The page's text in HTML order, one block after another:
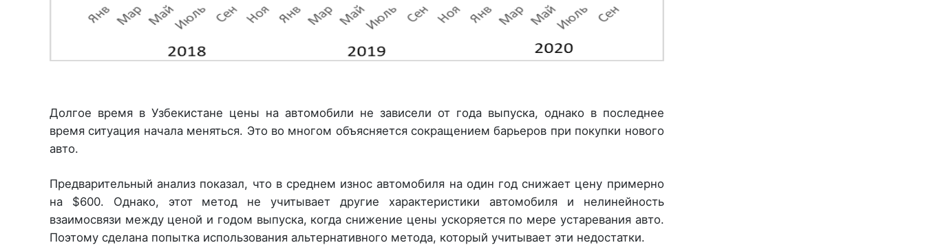
Долгое время в Узбекистане цены на автомобили не зависели от года выпуска, однако в последнее
время ситуация начала меняться. Это во многом объясняется сокращением барьеров при покупки нового
авто.
Предварительный анализ показал, что в среднем износ автомобиля на один год снижает цену примерно
на $600. Однако, этот метод не учитывает другие характеристики автомобиля и нелинейность
взаимосвязи между ценой и годом выпуска, когда снижение цены ускоряется по мере устаревания авто.
Поэтому сделана попытка использования альтернативного метода, который учитывает эти недостатки.